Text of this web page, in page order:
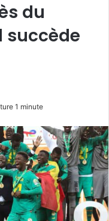
du
succède
1 minute